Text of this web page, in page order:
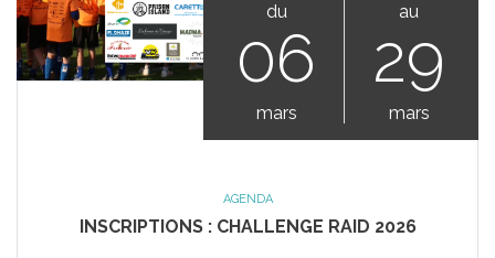
du
06
mars
au
29
mars
AGENDA
INSCRIPTIONS : CHALLENGE RAID 2026